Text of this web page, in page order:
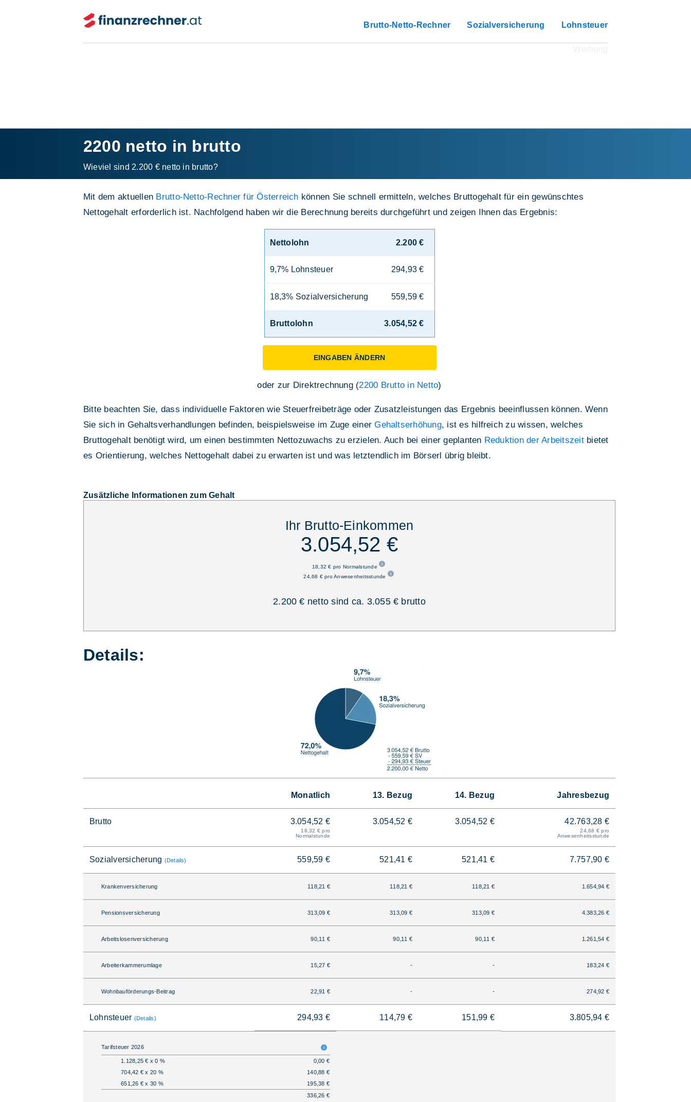
Brutto-Netto-Rechner Sozialversicherung Lohnsteuer
2200 netto in brutto
Wieviel sind 2.200 € netto in brutto?
Mit dem aktuellen Brutto-Netto-Rechner für Österreich können Sie schnell ermitteln, welches Bruttogehalt für ein gewünschtes
Nettogehalt erforderlich ist. Nachfolgend haben wir die Berechnung bereits durchgeführt und zeigen Ihnen das Ergebnis:
Nettolohn 2.200 €
9,7% Lohnsteuer 294,93 €
18,3% Sozialversicherung 559,59 €
Bruttolohn 3.054,52 €
EINGABEN ÄNDERN
oder zur Direktrechnung (2200 Brutto in Netto)
Bitte beachten Sie, dass individuelle Faktoren wie Steuerfreibeträge oder Zusatzleistungen das Ergebnis beeinflussen können. Wenn
Sie sich in Gehaltsverhandlungen befinden, beispielsweise im Zuge einerGehaltserhöhung, ist es hilfreich zu wissen, welches
Bruttogehalt benötigt wird, um einen bestimmten Nettozuwachs zu erzielen. Auch bei einer geplanten Reduktion der Arbeitszeitbietet
es Orientierung, welches Nettogehalt dabei zu erwarten ist und was letztendlich im Börserl übrig bleibt.
Zusätzliche Informationen zum Gehalt
Ihr Brutto-Einkommen
3.054,52 €
18,32 € pro Normalstunde
24,68 € pro Anwesenheitsstunde
2.200 € netto sind ca. 3.055 € brutto
Details:
Monatlich 13. Bezug 14. Bezug Jahresbezug
Brutto 3.054,52 €
18,32 € pro
Normalstunde
3.054,52 € 3.054,52 € 42.763,28 €
24,68 € pro
Anwesenheitsstunde
Sozialversicherung (Details) 559,59 € 521,41 € 521,41 € 7.757,90 €
Krankenversicherung 118,21 € 118,21 € 118,21 € 1.654,94 €
Pensionsversicherung 313,09 € 313,09 € 313,09 € 4.383,26 €
Arbeitslosenversicherung 90,11 € 90,11 € 90,11 € 1.261,54 €
Arbeiterkammerumlage 15,27 € - - 183,24 €
Wohnbauförderungs-Beitrag 22,91 € - - 274,92 €
Lohnsteuer (Details) 294,93 € 114,79 € 151,99 € 3.805,94 €
Tarifsteuer 2026
1.128,25 € x 0 %
0,00 €
704,42 € x 20 %
140,88 €
651,26 € x 30 %
195,38 €
336,26 €